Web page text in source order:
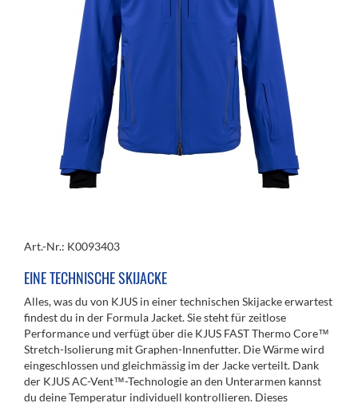
Art.-Nr.: K0093403
EINE TECHNISCHE SKIJACKE
Alles, was du von KJUS in einer technischen Skijacke erwartest
findest du in der Formula Jacket. Sie steht für zeitlose
Performance und verfügt über die KJUS FAST Thermo Core™
Stretch-Isolierung mit Graphen-Innenfutter. Die Wärme wird
eingeschlossen und gleichmässig im der Jacke verteilt. Dank
der KJUS AC-Vent™-Technologie an den Unterarmen kannst
du deine Temperatur individuell kontrollieren. Dieses